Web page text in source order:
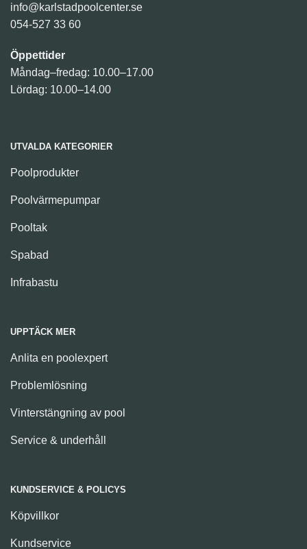
info@karlstadpoolcenter.se
054-527 33 60
Öppettider
Måndag–fredag: 10.00–17.00
Lördag: 10.00–14.00
UTVALDA KATEGORIER
Poolprodukter
Poolvärmepumpar
Pooltak
Spabad
Infrabastu
UPPTÄCK MER
Anlita en poolexpert
Problemlösning
Vinterstängning av pool
Service & underhåll
KUNDSERVICE & POLICYS
Köpvillkor
Kundservice